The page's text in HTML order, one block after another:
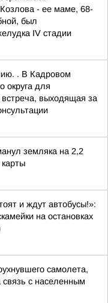
- ее маме, 68-
был
IV стадии
. В Кадровом
округа для
выходящая за
земляка на 2,2
и ждут автобусы!»:
на остановках
самолета,
с населенным